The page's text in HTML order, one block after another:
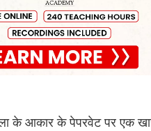
के आकार के पेपरवेट पर एक